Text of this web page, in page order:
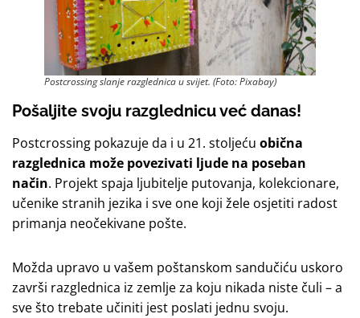
Postcrossing slanje razglednica u svijet. (Foto: Pixabay)
Pošaljite svoju razglednicu već danas!
Postcrossing pokazuje da i u 21. stoljeću obična
razglednica može povezivati ljude na poseban
način. Projekt spaja ljubitelje putovanja, kolekcionare,
učenike stranih jezika i sve one koji žele osjetiti radost
primanja neočekivane pošte.
Možda upravo u vašem poštanskom sandučiću uskoro
završi razglednica iz zemlje za koju nikada niste čuli – a
sve što trebate učiniti jest poslati jednu svoju.